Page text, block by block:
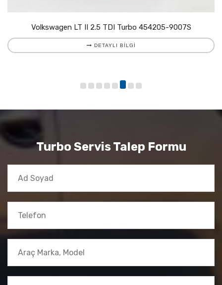
Volkswagen LT II 2.5 TDI Turbo 454205-9007S
DETAYLI BILGI
Turbo Servis Talep Formu